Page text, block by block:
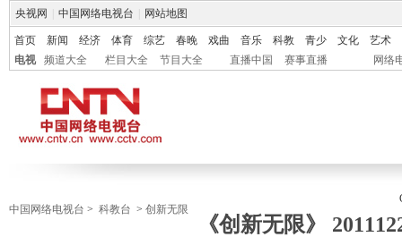
央视网 中国网络电视台 网站地图
首页 新闻 经济 体育 综艺 春晚 戏曲 音乐 科教 青少 文化
艺术
电视
频道大全 栏目大全 节目大全 直播中国 赛事直播 网络
中国网络电视台 > 科教台 > 创新无限
《创新无限》